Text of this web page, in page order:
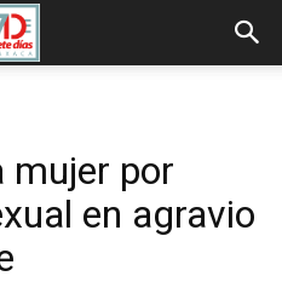
mujer por
en agravio